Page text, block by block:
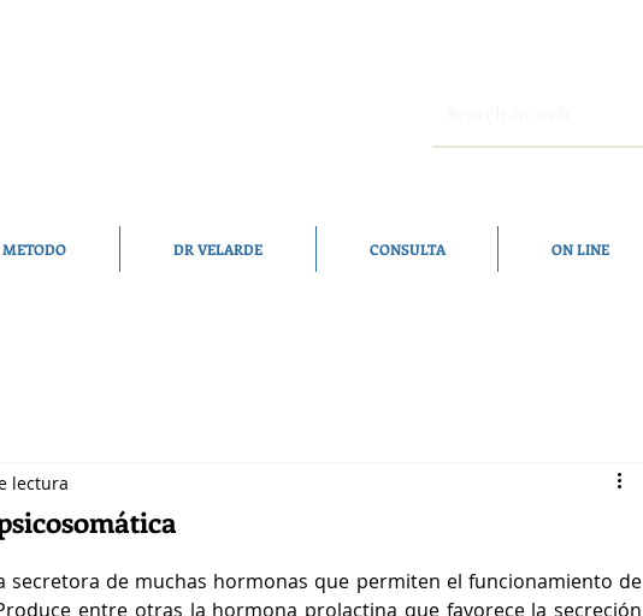
METODO DR VELARDE CONSULTA ON LINE
lectura
secretora de muchas hormonas que permiten el funcionamiento de
entre otras la hormona prolactina que favorece la secreción